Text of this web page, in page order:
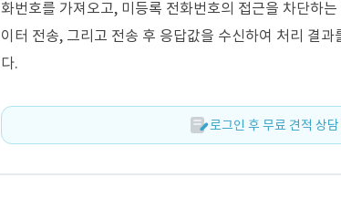
화번호를 가져오고, 미등록 전화번호의 접근을 차단하
이터 전송, 그리고 전송 후 응답값을 수신하여 처리 결
다.
로그인 후 무료 견적 상